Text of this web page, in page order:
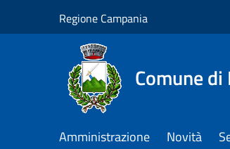
Regione Campania
Comune
Amministrazione Novità